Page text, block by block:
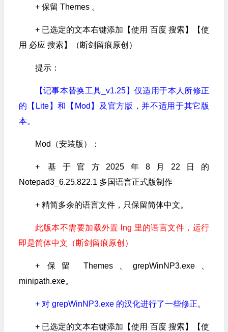
+ 保留 Themes 。
+ 已选定的文本右键添加【使用 百度 搜索】【使
用 必应 搜索】（断剑留痕原创）
提示：
【记事本替换工具_v1.25】仅适用于本人所修正
的【Lite】和【Mod】及官方版，并不适用于其它版
本。
Mod（安装版）：
+ 基于官方2025年8月22日的
Notepad3_6.25.822.1 多国语言正式版制作
+ 精简多余的语言文件，只保留简体中文。
此版本不需要加载外置 lng 里的语言文件，运行
即是简体中文（断剑留痕原创）
+ 保留 Themes、grepWinNP3.exe、
minipath.exe。
+ 对 grepWinNP3.exe 的汉化进行了一些修正。
+ 已选定的文本右键添加【使用 百度 搜索】【使